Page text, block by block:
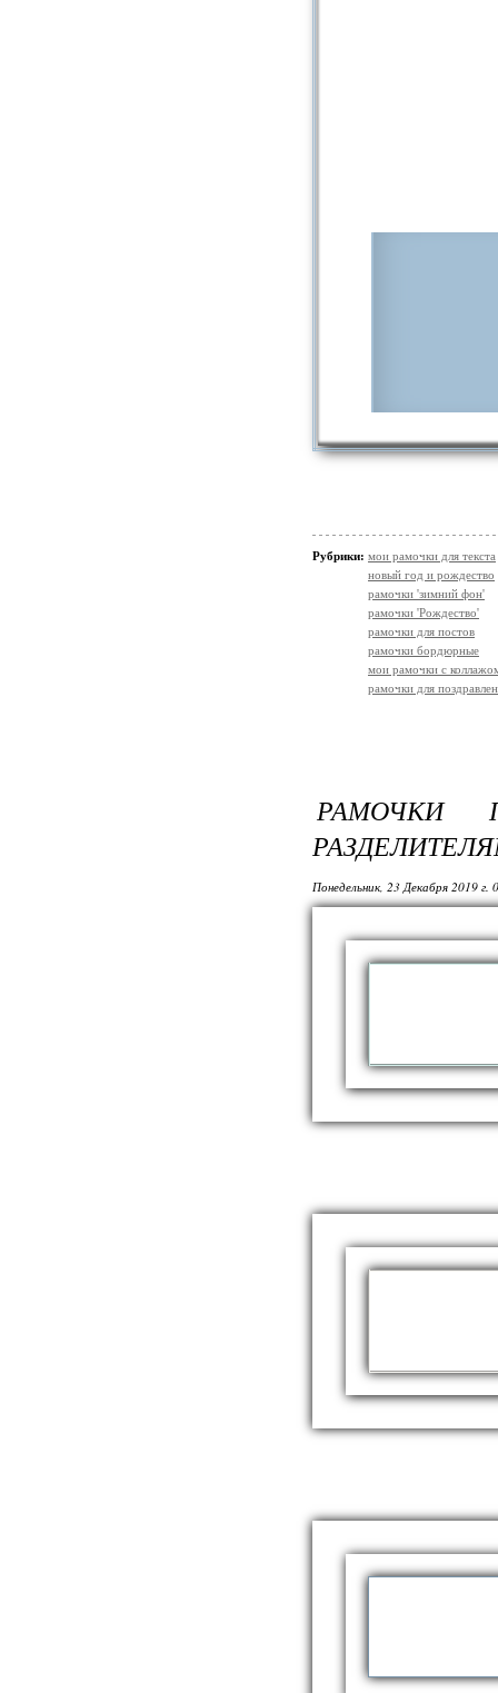
Рубрики: мои рамочки для текста
новый год и рождество
рамочки 'зимний фон'
рамочки 'Рождество'
рамочки для постов
рамочки бордюрные
мои рамочки с
рамочки для
РАМОЧКИ
Понедельник, 23 Декабря 2019 г.